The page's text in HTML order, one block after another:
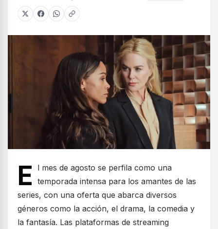
E
l mes de agosto se perfila como una
temporada intensa para los amantes de las
series, con una oferta que abarca diversos
géneros como la acción, el drama, la comedia y
la fantasía. Las plataformas de streaming